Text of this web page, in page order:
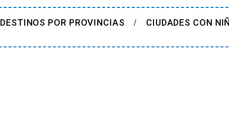
DESTINOS POR PROVINCIAS CIUDADES CON